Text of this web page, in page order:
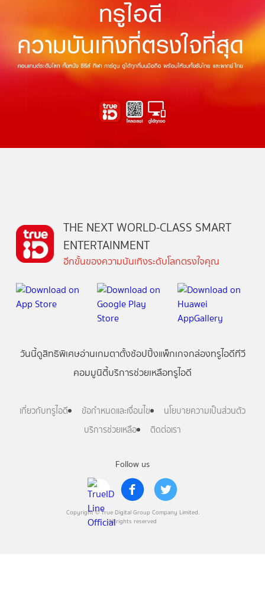
Follow us
Copyright © True Digital Group Company Limited.
All rights reserved
THE NEXT WORLD-CLASS SMART
ENTERTAINMENT
อีกขั้นของความบันเทิงระดับโลกตรงใจคุณ
วันนี้ดูสิทธิพิเศษอ่านเกมตาตั้งช้อปปิ้งแพ็กเกจกล่องทรูไอดีทีวี
คอมมูนิตี้บริการช่วยเหลือทรูไอดี
เกี่ยวกับทรูไอดี ข้อกำหนดและเงื่อนไข
นโยบายความเป็นส่วนตัว
บริการช่วยเหลือ
ติดต่อเรา